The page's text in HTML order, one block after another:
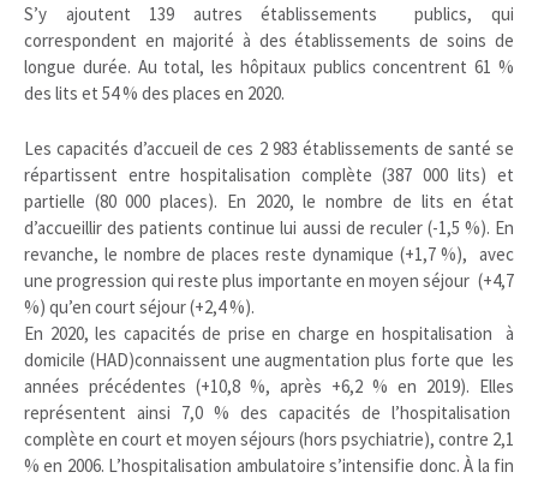
S’y ajoutent 139 autres établissements publics, qui
correspondent en majorité à des établissements de soins de
longue durée. Au total, les hôpitaux publics concentrent 61 %
des lits et 54 % des places en 2020.
Les capacités d’accueil de ces 2 983 établissements de santé se
répartissent entre hospitalisation complète (387 000 lits) et
partielle (80 000 places). En 2020, le nombre de lits en état
d’accueillir des patients continue lui aussi de reculer (-1,5 %). En
revanche, le nombre de places reste dynamique (+1,7 %), avec
une progression qui reste plus importante en moyen séjour (+4,7
%) qu’en court séjour (+2,4 %).
En 2020, les capacités de prise en charge en hospitalisation à
domicile (HAD)connaissent une augmentation plus forte que les
années précédentes (+10,8 %, après +6,2 % en 2019). Elles
représentent ainsi 7,0 % des capacités de l’hospitalisation
complète en court et moyen séjours (hors psychiatrie), contre 2,1
% en 2006. L’hospitalisation ambulatoire s’intensifie donc. À la fin